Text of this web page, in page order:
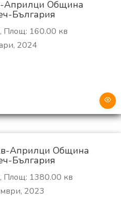
Априлци Община
България
Площ: 160.00 кв
2024
Априлци Община
България
Площ: 1380.00 кв
2023